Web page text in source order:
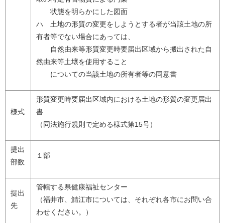
状態を明らかにした図面
ハ 土地の形質の変更をしようとする者が当該土地の所
有者等でない場合にあっては、
自然由来等形質変更時要届出区域から搬出された自
然由来等土壌を使用すること
についての当該土地の所有者等の同意書
様式
形質変更時要届出区域内における土地の形質の変更届出
書
（同法施行規則で定める様式第15号）
提出
部数
１部
提出
先
管轄する県健康福祉センター
（福井市、鯖江市については、それぞれ各市にお問い合
わせください。）